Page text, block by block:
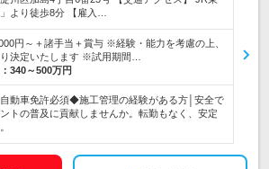
より徒歩8分 【雇入…
円～＋諸手当＋賞与 ※経験・能力を考慮の上、
決定いたします ※試用期間…
340～500万円
動車免許必須◆施工管理の経験がある方│安全で
トの普及に貢献しませんか。転勤もなく、安定